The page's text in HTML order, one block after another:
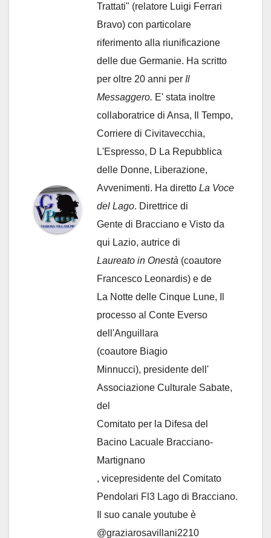
Trattati" (relatore Luigi Ferrari
Bravo) con particolare
riferimento alla riunificazione
delle due Germanie. Ha scritto
per oltre 20 anni per Il
Messaggero. E' stata inoltre
collaboratrice di Ansa, Il Tempo,
Corriere di Civitavecchia,
L'Espresso, D La Repubblica
delle Donne, Liberazione,
Avvenimenti. Ha diretto La Voce
del Lago. Direttrice di
Gente di Bracciano e Visto da
qui Lazio, autrice di
Laureato in Onestà (coautore
Francesco Leonardis) e de
La Notte delle Cinque Lune, Il
processo al Conte Everso
dell'Anguillara
(coautore Biagio
Minnucci), presidente dell'
Associazione Culturale Sabate,
del
Comitato per la Difesa del
Bacino Lacuale Bracciano-
Martignano
, vicepresidente del Comitato
Pendolari Fl3 Lago di Bracciano.
Il suo canale youtube è
@graziarosavillani2210